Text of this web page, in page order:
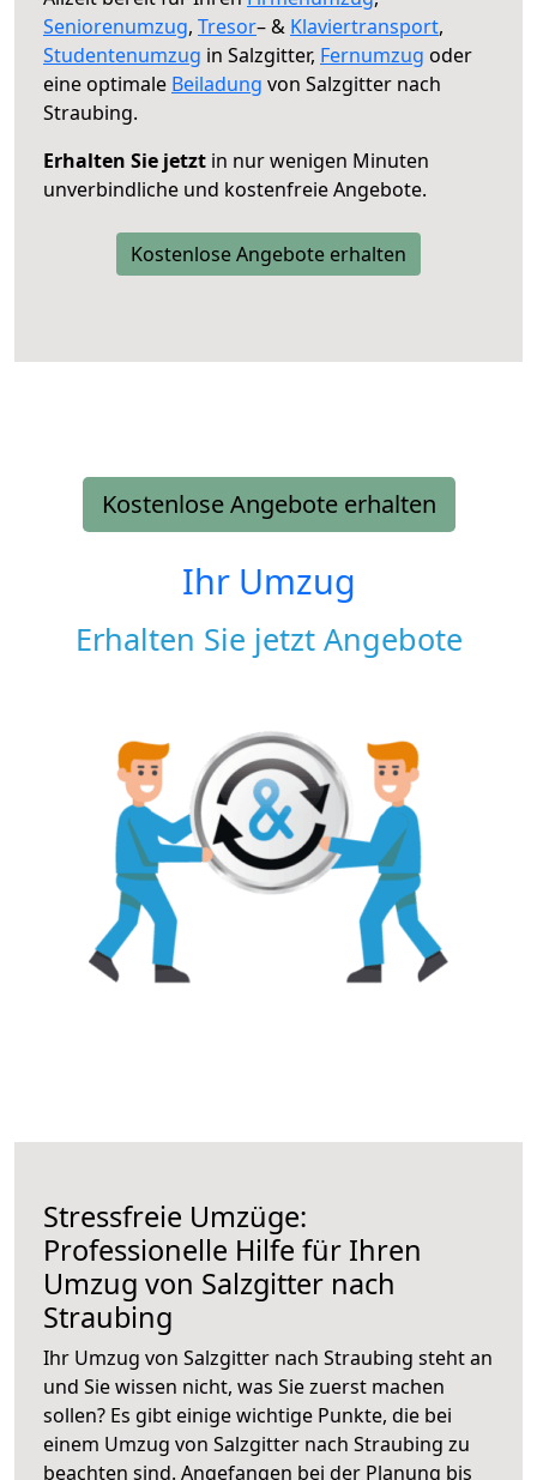
Seniorenumzug, Tresor– & Klaviertransport,
Studentenumzug in Salzgitter, Fernumzug oder
eine optimale Beiladung von Salzgitter nach
Straubing.
Erhalten Sie jetzt in nur wenigen Minuten
unverbindliche und kostenfreie Angebote.
Kostenlose Angebote erhalten
Kostenlose Angebote erhalten
Ihr Umzug
Erhalten Sie jetzt Angebote
Stressfreie Umzüge:
Professionelle Hilfe für Ihren
Umzug von Salzgitter nach
Straubing
Ihr Umzug von Salzgitter nach Straubing steht an
und Sie wissen nicht, was Sie zuerst machen
sollen? Es gibt einige wichtige Punkte, die bei
einem Umzug von Salzgitter nach Straubing zu
beachten sind. Angefangen bei der Planung bis